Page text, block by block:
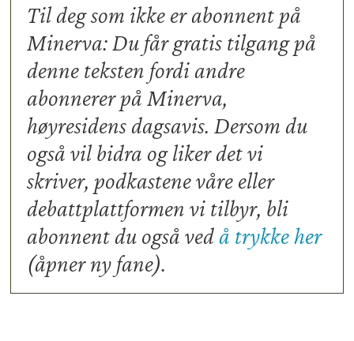
Til deg som ikke er abonnent på
Minerva: Du får gratis tilgang på
denne teksten fordi andre
abonnerer på Minerva,
høyresidens dagsavis. Dersom du
også vil bidra og liker det vi
skriver, podkastene våre eller
debattplattformen vi tilbyr, bli
abonnent du også ved å trykke her
(åpner ny fane).